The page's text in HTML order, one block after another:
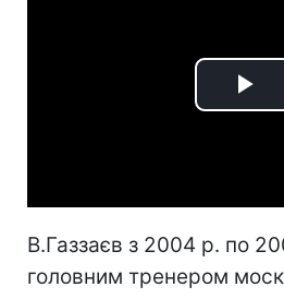
В.Газзаєв з 2004 р. по
головним тренером